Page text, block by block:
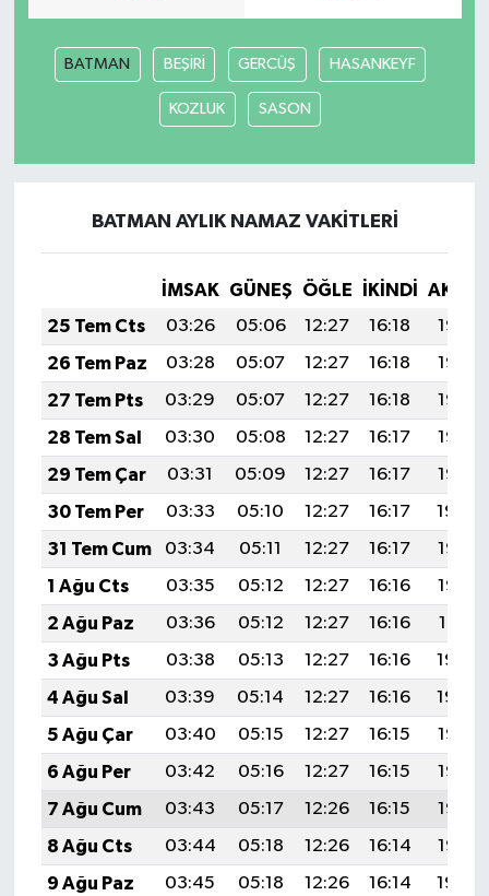
BATMAN BEŞİRİ GERCÜŞ HASANKEYF
KOZLUK SASON
BATMAN AYLIK NAMAZ VAKITLERI
İMSAK GÜNEŞ ÖĞLE İKINDI
25 Tem Cts
03:26 05:06 12:27 16:18
19:38
26 Tem Paz
03:28 05:07 12:27 16:18
19:38
27 Tem Pts
03:29 05:07 12:27 16:18
19:37
28 Tem Sal
03:30 05:08 12:27 16:17
19:36
29 Tem Çar
03:31 05:09 12:27 16:17
19:35
30 Tem Per
03:33 05:10 12:27 16:17
19:34
31 Tem Cum
03:34 05:11 12:27 16:17
19:33
1 Ağu Cts
03:35 05:12 12:27 16:16
19:32
2 Ağu Paz
03:36 05:12 12:27 16:16
19:31
3 Ağu Pts
03:38 05:13 12:27 16:16
19:30
4 Ağu Sal
03:39 05:14 12:27 16:16
19:29
5 Ağu Çar
03:40 05:15 12:27 16:15
19:28
6 Ağu Per
03:42 05:16 12:27 16:15
19:27
7 Ağu Cum
03:43 05:17 12:26 16:15
19:26
8 Ağu Cts
03:44 05:18 12:26 16:14
19:25
9 Ağu Paz
03:45 05:18 12:26 16:14
19:24